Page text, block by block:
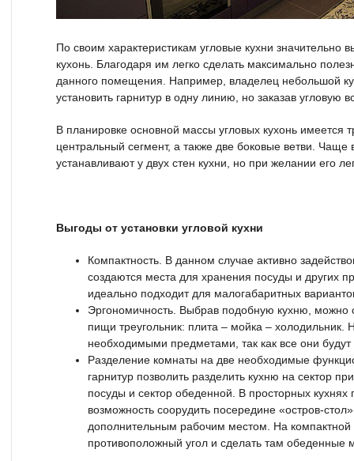
По своим характеристикам угловые кухни
кухонь. Благодаря им легко сделать максимально
данного помещения. Например, владелец небольшой
установить гарнитур в одну линию, но заказав угловую
В планировке основной массы угловых кухонь имеется
центральный сегмент, а также две боковые ветви. Чаще
устанавливают у двух стен кухни, но при желании его
Выгоды от установки угловой кухни
Компактность. В данном случае активно
создаются места для хранения посуды и других
идеально подходит для малогабаритных
Эргономичность. Выбрав подобную кухню, можно
пищи треугольник: плита – мойка – холодильник.
необходимыми предметами, так как все они будут
Разделение комнаты на две необходимые
гарнитур позволить разделить кухню на сектор
посуды и сектор обеденной. В просторных кухнях
возможность соорудить посередине «остров-
дополнительным рабочим местом. На компактной
противоположный угол и сделать там обеденные